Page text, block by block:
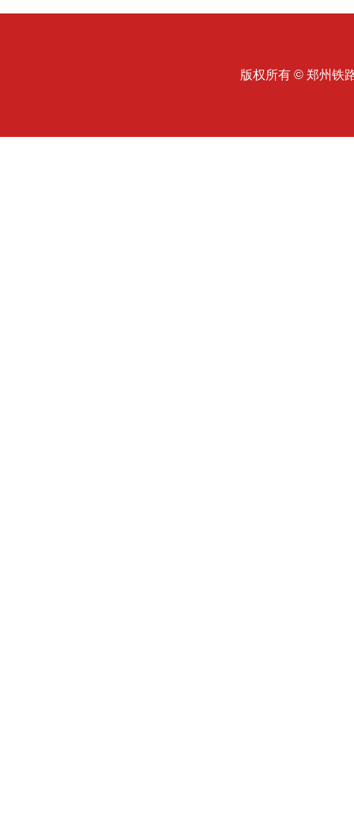
版权所有 © 郑州铁